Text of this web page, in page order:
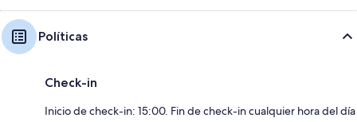
Políticas
Check-in
Inicio de check-in: 15:00. Fin de check-in cualquier hora del día